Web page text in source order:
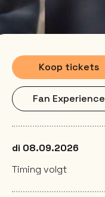
Koop tickets
Fan Experience
di 08.09.2026
Timing volgt